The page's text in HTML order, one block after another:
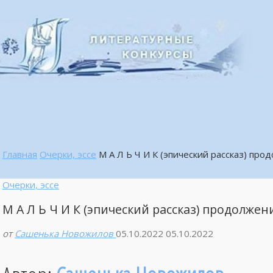
Главная Очерки, эссе М А Л Ь Ч И К (эпический рассказ)
Очерки, эссе
М А Л Ь Ч И К (эпический рассказ)
от Сашенька Новожилов05.10.2022 05.10.2022